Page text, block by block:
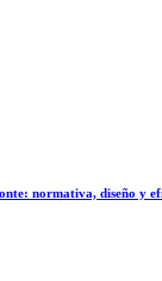
normativa, diseño y